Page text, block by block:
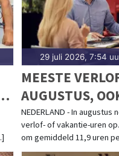
29 juli 2026, 7:54
MEESTE
AUGUSTUS,
WERKEN DAN
UREN
NEDERLAND - In
verlof- of vakantie-uren
om gemiddeld 11,9 uren